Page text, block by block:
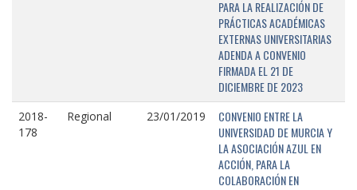
PARA LA REALIZACIÓN DE
PRÁCTICAS ACADÉMICAS
EXTERNAS UNIVERSITARIAS
ADENDA A CONVENIO
FIRMADA EL 21 DE
DICIEMBRE DE 2023
2018-
178
Regional 23/01/2019
CONVENIO ENTRE LA
UNIVERSIDAD DE MURCIA Y
LA ASOCIACIÓN AZUL EN
ACCIÓN, PARA LA
COLABORACIÓN EN